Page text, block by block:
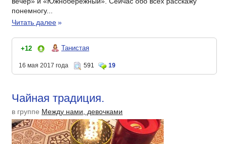
понемногу...
Читать далее»
+12 Танистая
16 мая 2017 года 591 19
Чайная традиция.
в группе Между нами, девочками